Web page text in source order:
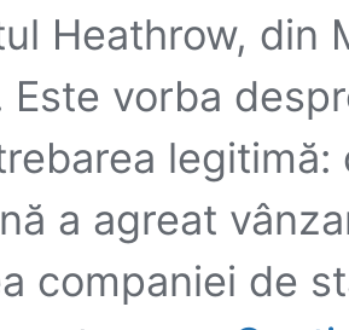
Heathrow, din
Este vorba
a agreat
companiei de